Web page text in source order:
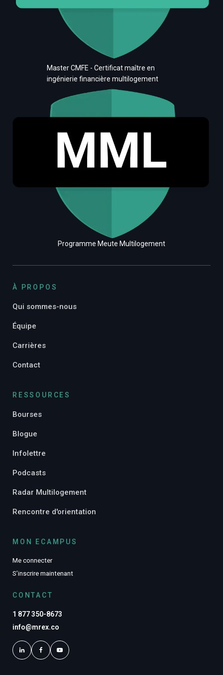
Master CMFE - Certificat maître en
ingénierie financière multilogement
Programme Meute Multilogement
À PROPOS
Qui sommes-nous
Équipe
Carrières
Contact
RESSOURCES
Bourses
Blogue
Infolettre
Podcasts
Radar Multilogement
Rencontre d'orientation
MON ECAMPUS
Me connecter
S’inscrire maintenant
CONTACT
1 877 350-8673
info@mrex.co